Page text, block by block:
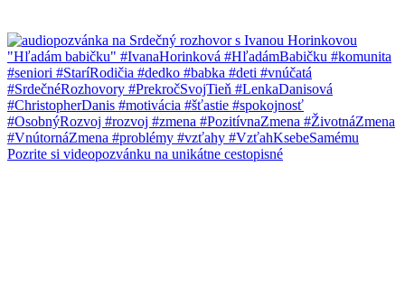
Pozrite si videopozvánku na unikátne cestopisné